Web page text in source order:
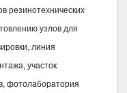
резинотехнических
узлов для
линия
участок
фотолаборатория